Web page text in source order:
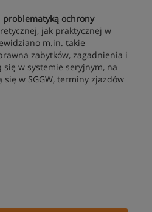
problematyką ochrony
jak praktycznej w
m.in. takie
zabytków, zagadnienia i
w systemie seryjnym, na
w SGGW, terminy zjazdów